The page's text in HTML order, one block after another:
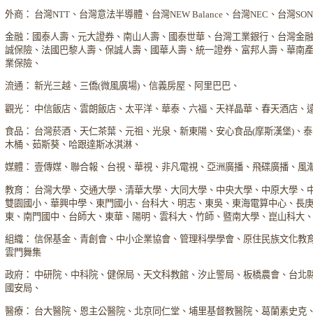
外商： 台灣NTT、台灣意法半導體、台灣NEW Balance、台灣NEC、台灣
金融：國泰人壽、元大證券、南山人壽、國泰世華、台灣工業銀行、台灣金
誠保險、法國巴黎人壽、保誠人壽、國華人壽、統一證券、富邦人壽、華南
業保險、
流通： 新光三越、三僑(微風廣場)、信義房屋、阿里巴巴、
觀光： 中信飯店、雲朗飯店、太平洋、華泰、六福、天祥晶華、春天酒店、
食品： 台灣菸酒、天仁茶葉、元祖、光泉、新東陽、安心食品(摩斯漢堡)、
木桶、茹斯葵、哈跟達斯冰淇淋、
媒體： 壹傳媒、聯合報、台視、華視、非凡電視、亞洲廣播、飛碟廣播、風
教育： 台灣大學、交通大學、清華大學、大同大學、中央大學、中原大學、
雙園國小、華興中學、東門國小、台科大、明志、東吳、東海電算中心、長
東、南門國中、台師大、東華、陽明、雲科大、竹師、暨南大學、崑山科大
組織： 信保基金、青創會、中小企業協會、管理科學學會、原住民族文化教
雲門舞集
政府： 中研院、中科院、健保局、天文科教館、汐止警局、板橋農會、台北
國安局、
醫療： 台大醫院、恩主公醫院、北京同仁堂、埔里基督教醫院、葛蘭素史克